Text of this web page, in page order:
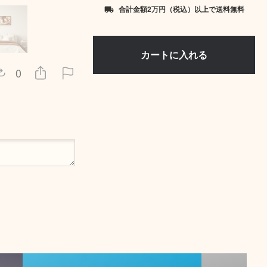
0
local_shipping 合計金額2万円（税込）以上で送料無料